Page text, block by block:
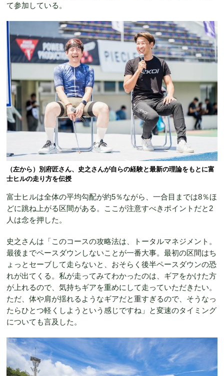
て参加している。
（左から）別府匠さん、史之さんが自らの経験と最新の理論をもとに富
士ヒルの走り方を伝授
富士ヒルは全体の平均勾配が約5％ながら、一合目までは8％ほ
どに跳ね上がる区間がある。ここが注意すべきポイントだと2
人は念を押した。
史之さんは「このコースの攻略法は、トータルマネジメント。
最後までペースダウンしないことが一番大事。最初の区間はち
ょっとセーブして走らないと、おそらく後半ペースダウンの恐
れが出てくる。私が走ってみてわかったのは、ギアをかけた方
が上れるので、気持ちギアを重めにして走っていただきたい。
ただ、体や肩が揺れるようなギアだと重すぎるので、そうなっ
たらひとつ軽くしようという感じですね」と変速のタイミング
についても言及した。